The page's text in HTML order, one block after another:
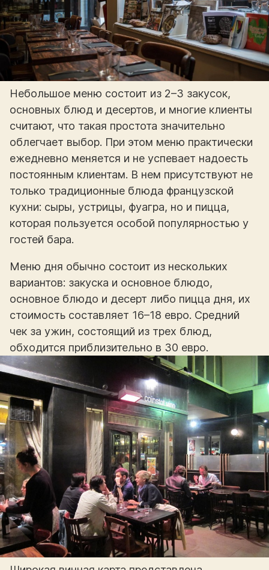
Небольшое меню состоит из 2–3 закусок,
основных блюд и десертов, и многие клиенты
считают, что такая простота значительно
облегчает выбор. При этом меню практически
ежедневно меняется и не успевает надоесть
постоянным клиентам. В нем присутствуют не
только традиционные блюда французской
кухни: сыры, устрицы, фуагра, но и пицца,
которая пользуется особой популярностью у
гостей бара.
Меню дня обычно состоит из нескольких
вариантов: закуска и основное блюдо,
основное блюдо и десерт либо пицца дня, их
стоимость составляет 16–18 евро. Средний
чек за ужин, состоящий из трех блюд,
обходится приблизительно в 30 евро.